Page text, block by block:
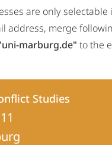
are only selectable
address, merge
marburg.de" to the
Studies